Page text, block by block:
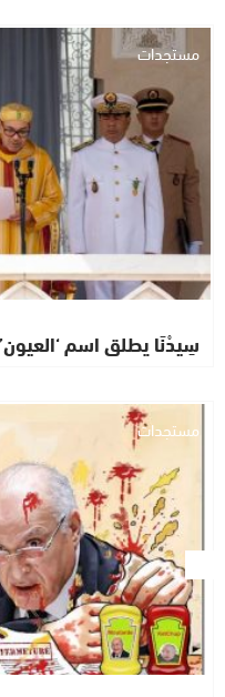
مستجدات
سِيدْنَا يطلق اسم
مستجدات